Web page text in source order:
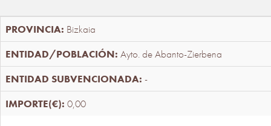
Bizkaia
Ayto. de Abanto-Zierbena
-
0,00